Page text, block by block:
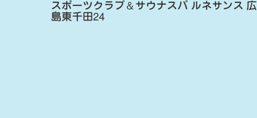
スポーツクラブ＆サウナスパ ルネサンス 広
島東千田24